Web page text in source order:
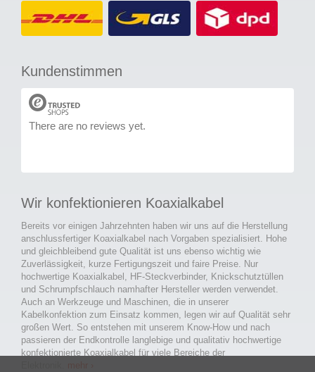
Kundenstimmen
There are no reviews yet.
Wir konfektionieren Koaxialkabel
Bereits vor einigen Jahrzehnten haben wir uns auf die Herstellung
anschlussfertiger Koaxialkabel nach Vorgaben spezialisiert. Hohe
und gleichbleibend gute Qualität ist uns ebenso wichtig wie
Zuverlässigkeit, kurze Fertigungszeit und faire Preise. Nur
hochwertige Koaxialkabel, HF-Steckverbinder, Knickschutztüllen
und Schrumpfschlauch namhafter Hersteller werden verwendet.
Auch an Werkzeuge und Maschinen, die in unserer
Kabelkonfektion zum Einsatz kommen, legen wir auf Qualität sehr
großen Wert. So entstehen mit unserem Know-How und nach
passieren der Endkontrolle langlebige und qualitativ hochwertige
konfektionierte Koaxialkabel für viele Bereiche der